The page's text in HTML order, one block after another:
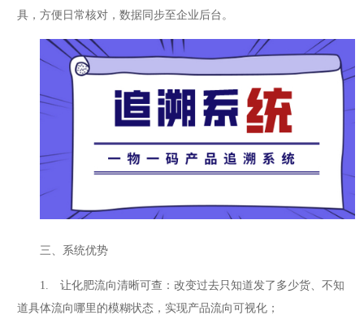
具，方便日常核对，数据同步至企业后台。
三、系统优势
1. 让化肥流向清晰可查：改变过去只知道发了多少货、不知
道具体流向哪里的模糊状态，实现产品流向可视化；